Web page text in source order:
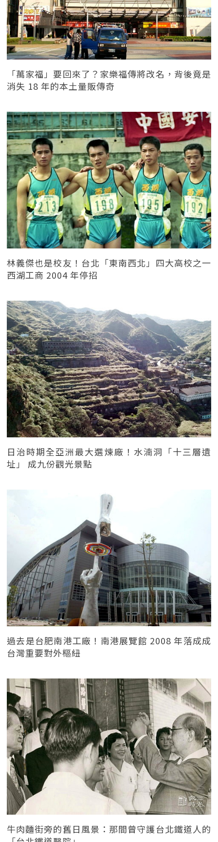
「萬家福」要回來了？家樂福傳將改名，背後竟是
消失 18 年的本土量販傳奇
林義傑也是校友！台北「東南西北」四大高校之一
西湖工商 2004 年停招
日治時期全亞洲最大選煉廠！水湳洞「十三層遺
址」 成九份觀光景點
過去是台肥南港工廠！南港展覽館 2008 年落成成
台灣重要對外樞紐
牛肉麵街旁的舊日風景：那間曾守護台北鐵道人的